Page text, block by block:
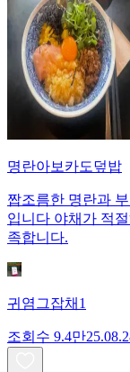
명란아보카도덮밥
짭조름한 명란과
입니다 야채가 적
족합니다.
귀염그잡채1
조회수 9.4만